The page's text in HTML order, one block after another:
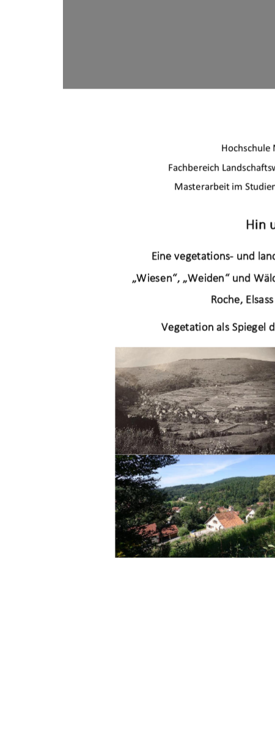
Hochschule
Fachbereich
Masterarbeit im
Hin
Eine vegetations- und
„Wiesen“ „Weiden“ und W‰l
Roche, Elsass
Vegetation als Spiegel